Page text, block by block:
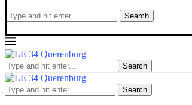
Search
Search
Search